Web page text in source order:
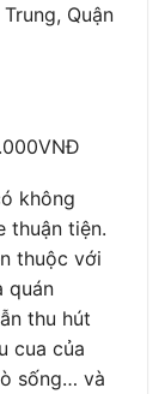
Quận
không
thuận tiện.
thuộc với
quán
thu hút
cua của
sống… và